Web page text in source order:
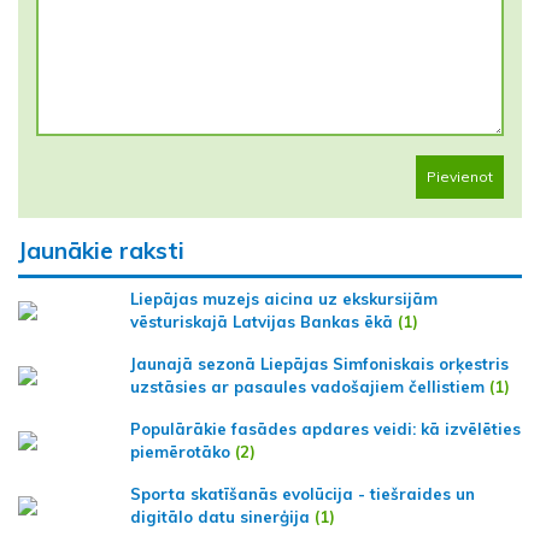
Pievienot
Jaunākie raksti
Liepājas muzejs aicina uz ekskursijām
vēsturiskajā Latvijas Bankas ēkā (1)
Jaunajā sezonā Liepājas Simfoniskais orķestris
uzstāsies ar pasaules vadošajiem čellistiem (1)
Populārākie fasādes apdares veidi: kā izvēlēties
piemērotāko (2)
Sporta skatīšanās evolūcija - tiešraides un
digitālo datu sinerģija (1)